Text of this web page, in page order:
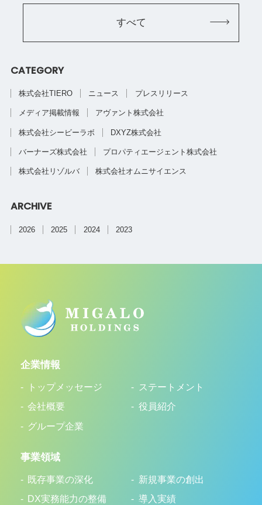
すべて
CATEGORY
株式会社TIERO ニュース プレスリリース
メディア掲載情報 アヴァント株式会社
株式会社シービーラボ DXYZ株式会社
バーナーズ株式会社 プロパティエージェント株式会社
株式会社リゾルバ 株式会社オムニサイエンス
ARCHIVE
2026 2025 2024 2023
企業情報
トップメッセージ
ステートメント
会社概要
役員紹介
グループ企業
事業領域
既存事業の深化
新規事業の創出
DX実務能力の整備
導入実績